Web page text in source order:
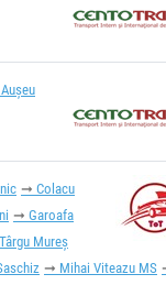
Aușeu
Colacu
Garoafa
Mureș
Mihai Viteazu MS